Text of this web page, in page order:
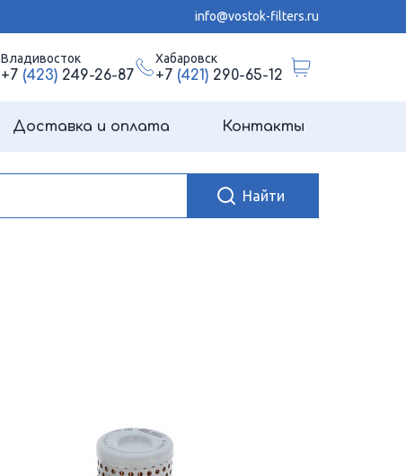
info@vostok-filters.ru
Владивосток
+7 (423)249-26-87
Хабаровск
+7 (421)290-65-12
Доставка и оплата Контакты